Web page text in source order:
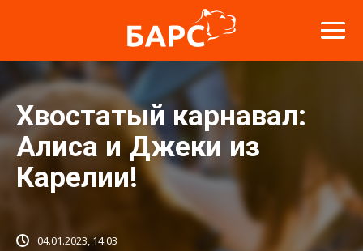
Хвостатый карнавал:
Алиса и Джеки из
Карелии!
04.01.2023, 14:03